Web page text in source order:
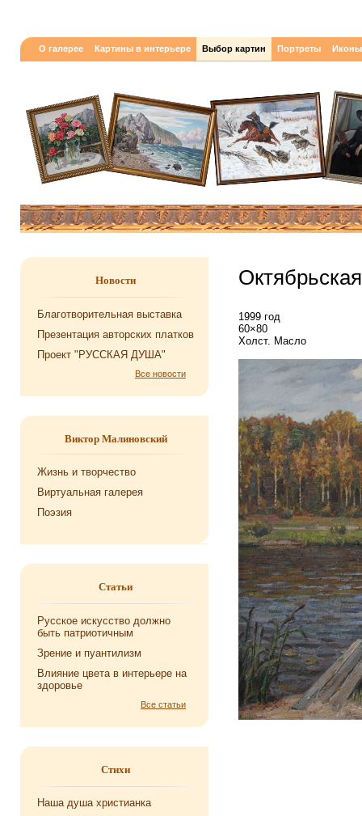
О галерее Картины в интерьере Выбор картин Портреты Иконы
Новости
Благотворительная выставка
Презентация авторских платков
Проект "РУССКАЯ ДУША"
Все новости
Виктор Малиновский
Жизнь и творчество
Виртуальная галерея
Поэзия
Статьи
Русское искусство должно
быть патриотичным
Зрение и пуантилизм
Влияние цвета в интерьере на
здоровье
Все статьи
Стихи
Наша душа хри­сти­ан­ка
1999 год
60×80
Холст. Масло